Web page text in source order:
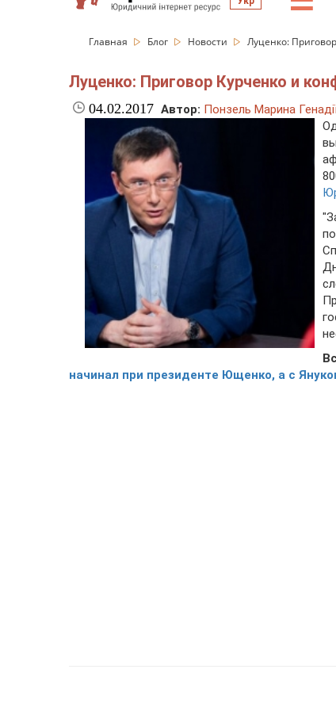
Главная Блог Новости Луценко:
Луценко: Приговор Курченко и
04.02.2017 Автор: Понзель Марина
начинал при президенте Ющенко, а с